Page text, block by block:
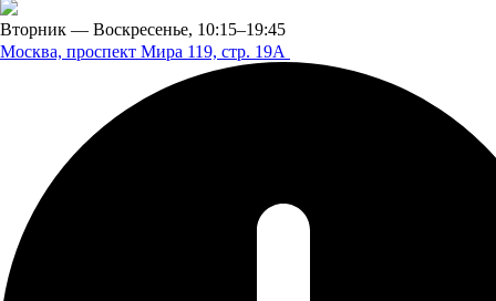
Вторник — Воскресенье, 10:15–19:45
Москва, проспект Мира 119, стр. 19А